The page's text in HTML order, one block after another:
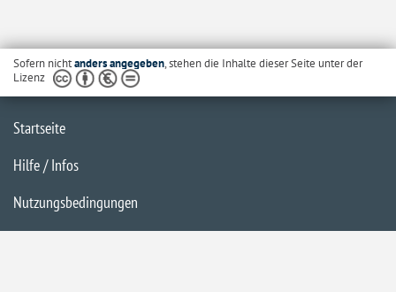
Sofern nichtanders angegeben, stehen die Inhalte dieser Seite unter der
Lizenz
Startseite
Hilfe / Infos
Nutzungsbedingungen